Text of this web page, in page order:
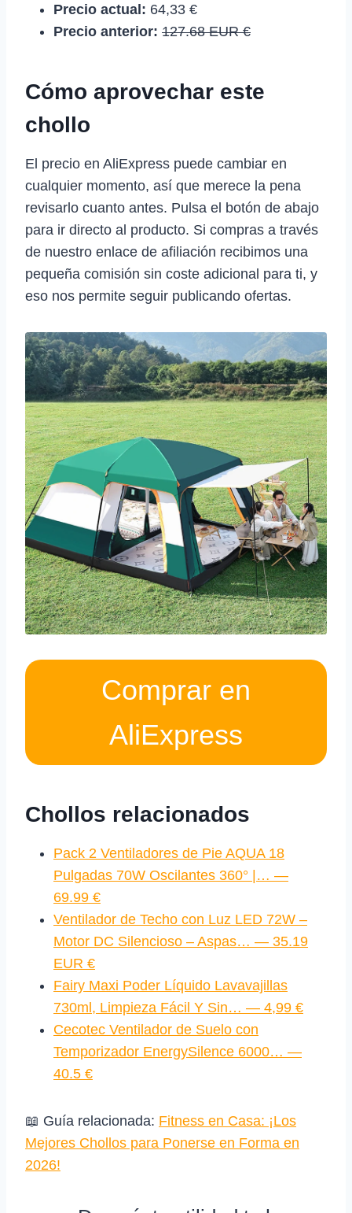
Precio actual: 64,33 €
Precio anterior: 127.68 EUR €
Cómo aprovechar este
chollo
El precio en AliExpress puede cambiar en
cualquier momento, así que merece la pena
revisarlo cuanto antes. Pulsa el botón de abajo
para ir directo al producto. Si compras a través
de nuestro enlace de afiliación recibimos una
pequeña comisión sin coste adicional para ti, y
eso nos permite seguir publicando ofertas.
Comprar en
AliExpress
Chollos relacionados
Pack 2 Ventiladores de Pie AQUA 18
Pulgadas 70W Oscilantes 360° |… —
69.99 €
Ventilador de Techo con Luz LED 72W –
Motor DC Silencioso – Aspas… — 35.19
EUR €
Fairy Maxi Poder Líquido Lavavajillas
730ml, Limpieza Fácil Y Sin… — 4,99 €
Cecotec Ventilador de Suelo con
Temporizador EnergySilence 6000… —
40.5 €
📖 Guía relacionada: Fitness en Casa: ¡Los
Mejores Chollos para Ponerse en Forma en
2026!